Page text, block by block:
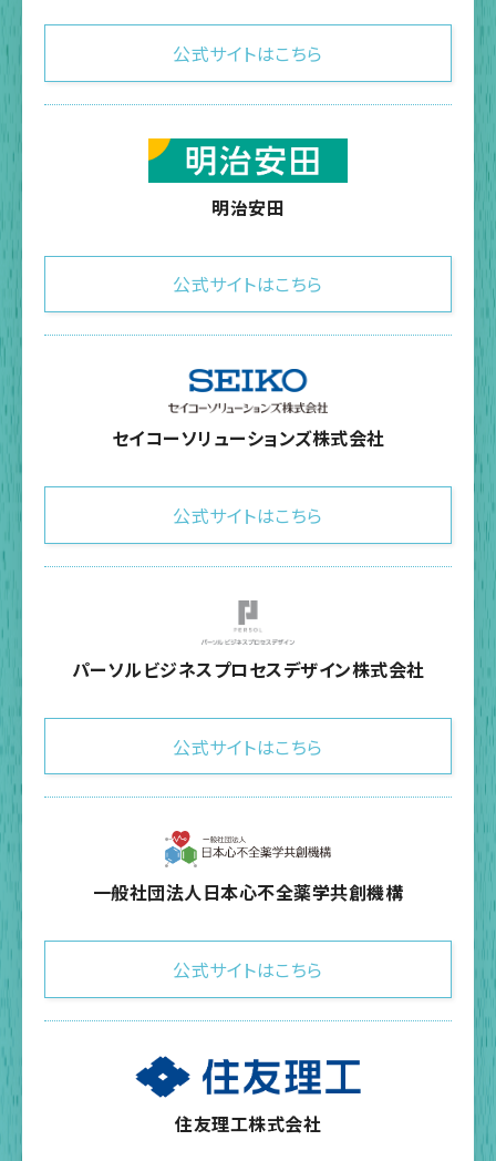
公式サイトはこちら
明治安田
公式サイトはこちら
セイコーソリューションズ株式会社
公式サイトはこちら
パーソルビジネスプロセスデザイン株式会社
公式サイトはこちら
一般社団法人日本心不全薬学共創機構
公式サイトはこちら
住友理工株式会社